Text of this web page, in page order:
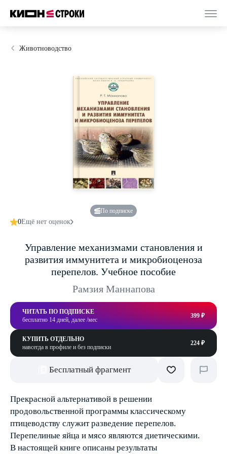
Животноводство
По подписке
0Ещё нет оценок
Управление механизмами становления и
развития иммунитета и микробиоценоза
перепелов. Учебное пособие
Рамзия Маннапова
ЧИТАТЬ ПО ПОДПИСКЕ
бесплатно 14 дней, далее /мес
399 ₽
КУПИТЬ ОТДЕЛЬНО
навсегда в профиле и без подписки
224 ₽
Бесплатный фрагмент
Прекрасной альтернативой в решении
продовольственной программы классическому
птицеводству служит разведение перепелов.
Перепелиные яйца и мясо являются диетическими.
В настоящей книге описаны результаты